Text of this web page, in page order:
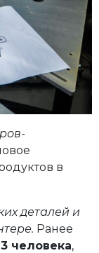
в
деталей и
Ранее
3 человека,